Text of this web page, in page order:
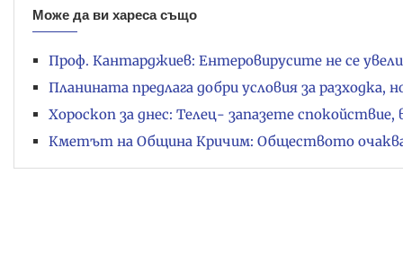
Може да ви хареса също
Проф. Кантарджиев: Ентеровирусите не се
Планината предлага добри условия за разходка,
Хороскоп за днес: Телец- запазете
Кметът на Община Кричим: Обществото очаква